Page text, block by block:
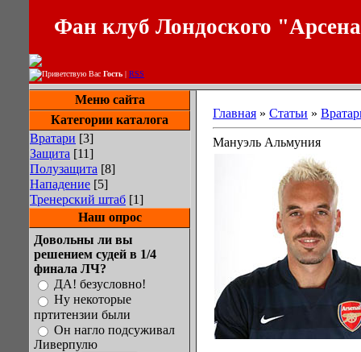
Фан клуб Лондоского
Приветствую Вас Гость | RSS
Меню сайта
Категории каталога
Вратари [3]
Защита [11]
Полузащита [8]
Нападение [5]
Тренерский штаб [1]
Наш опрос
Довольны ли вы
решением судей в 1/4
финала ЛЧ?
ДА! безусловно!
Ну некоторые
пртитензии были
Он нагло подсуживал
Ливерпулю
Главная » Статьи »
Мануэль Альмуния